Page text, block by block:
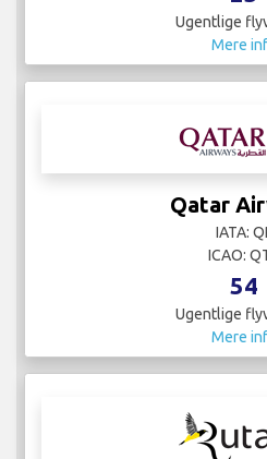
Ugentlige
Mere
Qatar
IATA:
ICAO:
54
Ugentlige
Mere